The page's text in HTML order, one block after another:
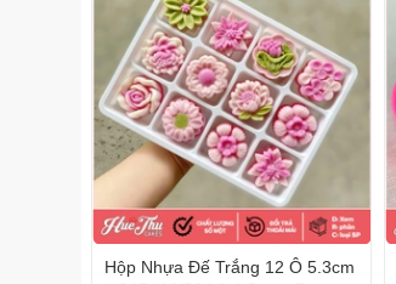
Hộp Nhựa Đế Trắng 12 Ô 5.3cm